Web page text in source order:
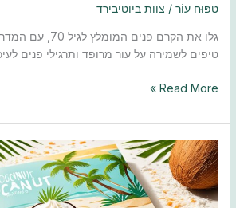
טִפּוּחַ עוֹר/ צוות ביוטיבירד
גלו את הקרם פנים
טיפים לשמירה על עור מרופד ותרגילי פנים
Read More »
מתכונים
עם
קרם
קוקוס